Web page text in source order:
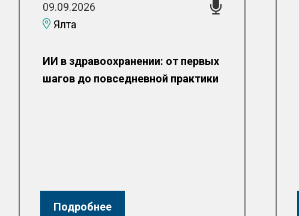
09.09.2026
Ялта
ИИ в здравоохранении: от первых
шагов до повседневной практики
Подробнее